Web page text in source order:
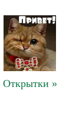
Открытки »